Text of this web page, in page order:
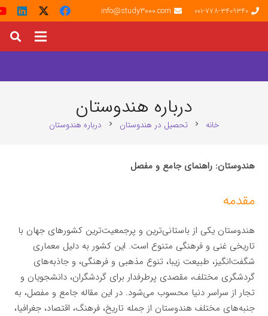
001-778-3409340
info@study3000.com
درباره هندوستان
خانه chevron_right تحصیل در هندوستان chevron_right درباره هندوستان
هندوستان: راهنمای جامع و مفصل
مقدمه
هندوستان یکی از باستانی‌ترین و پرجمعیت‌ترین کشورهای جهان با
تاریخی غنی و فرهنگی متنوع است. این کشور به دلیل معماری
شگفت‌انگیز، طبیعت زیبا، تنوع مذهبی و فرهنگی، و جاذبه‌های
گردشگری مختلف، مقصدی پرطرفدار برای گردشگران، دانشجویان و
تجار از سراسر دنیا محسوب می‌شود. در این مقاله جامع و مفصل، به
جنبه‌های مختلف هندوستان از جمله تاریخ، فرهنگ، اقتصاد، جغرافیا،